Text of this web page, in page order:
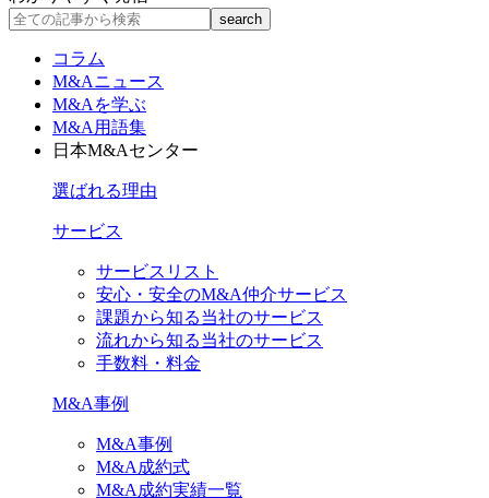
コラム
M&Aニュース
M&Aを学ぶ
M&A用語集
日本M&Aセンター
選ばれる理由
サービス
サービスリスト
安心・安全のM&A仲介サービス
課題から知る当社のサービス
流れから知る当社のサービス
手数料・料金
M&A事例
M&A事例
M&A成約式
M&A成約実績一覧